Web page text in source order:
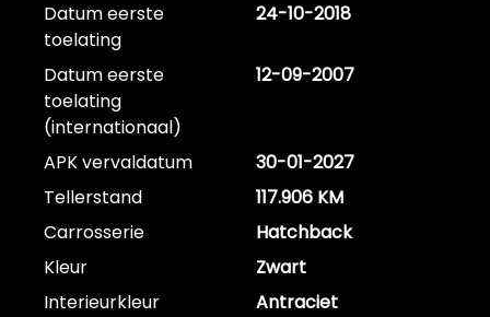
Datum eerste
toelating
24-10-2018
Datum eerste
toelating
(internationaal)
12-09-2007
APK vervaldatum
30-01-2027
Tellerstand
117.906 KM
Carrosserie
Hatchback
Kleur
Zwart
Interieurkleur
Antraciet